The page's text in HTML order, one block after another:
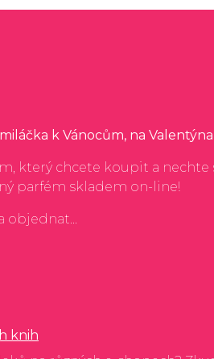
k Vánocům, na
který chcete koupit a nechte
parfém skladem on-line!
objednat...
knih